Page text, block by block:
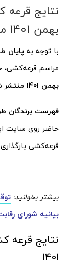
نتایج
بهمن 1401 منتشر شد
با توجه به پایان
مراسم قرعه‌کشی،
بهمن 1401
فهرست برندگان
حاضر روی سایت
قرعه‌کشی
بیشتر بخوانید:
بیانیه شورای
نتایج قرعه
1401